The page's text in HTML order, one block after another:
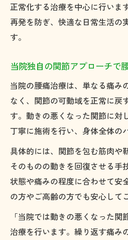
正常化する治療を中心に行いま
再発を防ぎ、快適な日常生活の
す。
当院独自の関節アプローチで
当院の腰痛治療は、単なる痛み
なく、関節の可動域を正常に戻
す。動きの悪くなった関節に対
丁寧に施術を行い、身体全体の
具体的には、関節を包む筋肉や
そのものの動きを回復させる手
状態や痛みの程度に合わせて安
の方やご高齢の方でも安心して
「当院では動きの悪くなった関
治療を行います。繰り返す痛み